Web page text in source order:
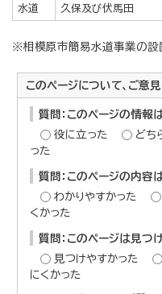
水道
久保及び伏馬田
※相模原市簡易水道事業の設
このページについて、ご意
質問：このページの情報
役に立った
どち
った
質問：このページの内容
わかりやすかった
くかった
質問：このページは見つ
見つけやすかった
にくかった